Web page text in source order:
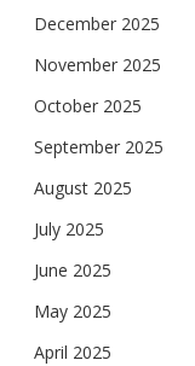
December 2025
November 2025
October 2025
September 2025
August 2025
July 2025
June 2025
May 2025
April 2025